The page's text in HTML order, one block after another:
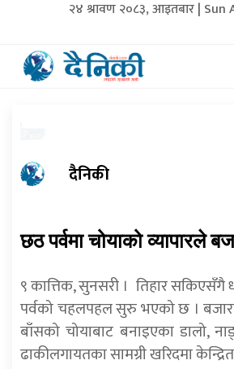
२४ श्रावण २०८३, आइतबार | Sun
दैनिकी
छठ पर्वमा चोयाको व्यापारले
९ कात्तिक, सुनसरी । तिहार सकिएसँगै
पर्वको चहलपहल सुरु भएको छ ।
बाँसको चोयाबाट बनाइएका डालो,
ढाकीलगायतका सामग्री खरिदमा